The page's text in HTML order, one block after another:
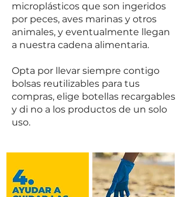
microplásticos que son ingeridos
por peces, aves marinas y otros
animales, y eventualmente llegan
a nuestra cadena alimentaria.
Opta por llevar siempre contigo
bolsas reutilizables para tus
compras, elige botellas recargables
y di no a los productos de un solo
uso.